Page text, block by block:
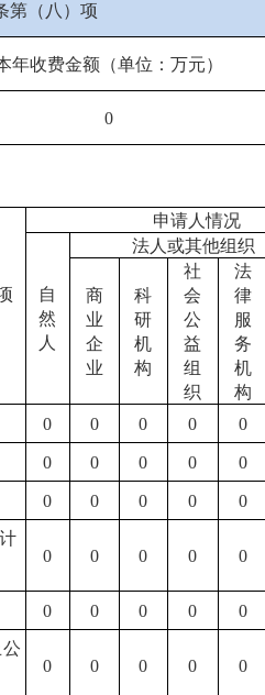
第（八）项
年收费金额（单位：万元）
0
申请人情况
自
然
人
法人或其他组织
商
业
企
业
科
研
机
构
社
会
公
益
组
织
法
律
服
务
机
构
0 0 0 0 0
0 0 0 0 0
0 0 0 0
0
0 0 0 0 0
0 0 0 0
0
0 0 0 0 0